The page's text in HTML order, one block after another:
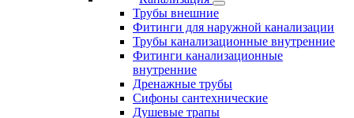
Трубы внешние
Фитинги для наружной канализации
Трубы канализационные внутренние
Фитинги канализационные
внутренние
Дренажные трубы
Сифоны сантехнические
Душевые трапы